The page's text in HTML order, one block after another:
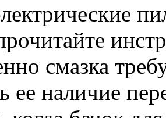
смазка
ее наличие